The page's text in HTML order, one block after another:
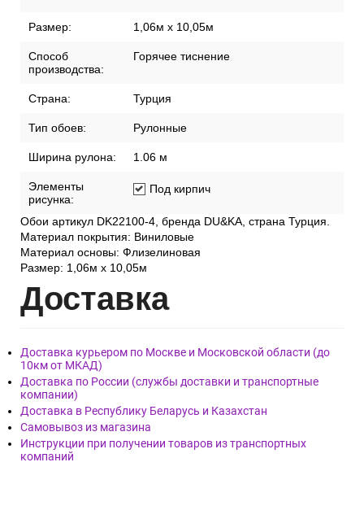
Размер: 1,06м х 10,05м
Способ
производства:
Горячее тиснение
Страна: Турция
Тип обоев: Рулонные
Ширина рулона: 1.06 м
Элементы
рисунка:
Под кирпич
Обои артикул DK22100-4, бренда DU&KA, страна Турция.
Материал покрытия: Виниловые
Материал основы: Флизелиновая
Размер: 1,06м х 10,05м
Доставка
Доставка курьером по Москве и Московской области (до
10км от МКАД)
Доставка по России (службы доставки и транспортные
компании)
Доставка в Республику Беларусь и Казахстан
Самовывоз из магазина
Инструкции при получении товаров из транспортных
компаний